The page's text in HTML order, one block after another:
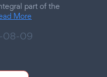
part of the
More
08-09